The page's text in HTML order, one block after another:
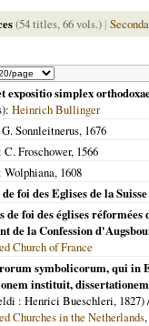
(54 titles, 66 vols.) |
expositio simplex
Heinrich Bullinger
Sonnleitnerus, 1676
: C. Froschower, 1566
: Wolphiana, 1608
foi des Eglises de la
de foi des églises
de la Confession
Church of France
symbolicorum, qui in
instituit,
: Henrici Bueschleri, 1827)
Churches in the Netherlands,